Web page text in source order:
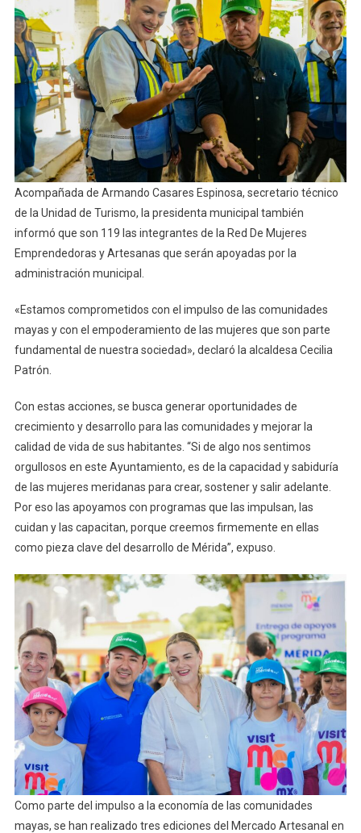
Acompañada de Armando Casares Espinosa, secretario técnico
de la Unidad de Turismo, la presidenta municipal también
informó que son 119 las integrantes de la Red De Mujeres
Emprendedoras y Artesanas que serán apoyadas por la
administración municipal.
«Estamos comprometidos con el impulso de las comunidades
mayas y con el empoderamiento de las mujeres que son parte
fundamental de nuestra sociedad», declaró la alcaldesa Cecilia
Patrón.
Con estas acciones, se busca generar oportunidades de
crecimiento y desarrollo para las comunidades y mejorar la
calidad de vida de sus habitantes. “Si de algo nos sentimos
orgullosos en este Ayuntamiento, es de la capacidad y sabiduría
de las mujeres meridanas para crear, sostener y salir adelante.
Por eso las apoyamos con programas que las impulsan, las
cuidan y las capacitan, porque creemos firmemente en ellas
como pieza clave del desarrollo de Mérida”, expuso.
Como parte del impulso a la economía de las comunidades
mayas, se han realizado tres ediciones del Mercado Artesanal en